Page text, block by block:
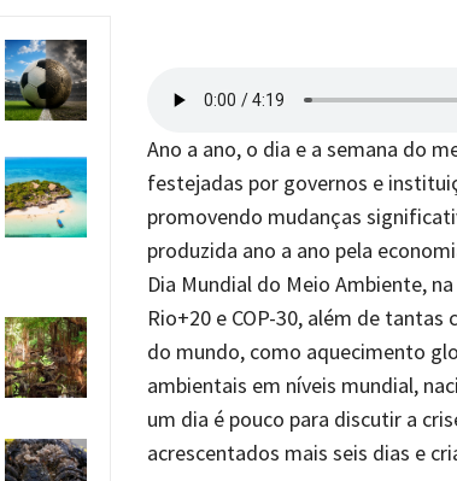
Ano a ano, o dia e a semana do
festejadas por governos e
promovendo mudanças
produzida ano a ano pela
Dia Mundial do Meio Ambiente,
Rio+20 e COP-30, além de
do mundo, como aquecimento
ambientais em níveis mundial,
um dia é pouco para discutir a
acrescentados mais seis dias e